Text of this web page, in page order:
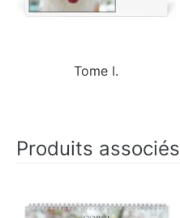
Tome I.
Produits associés